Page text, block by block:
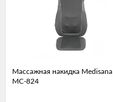
Массажная накидка Medisana
MC-824